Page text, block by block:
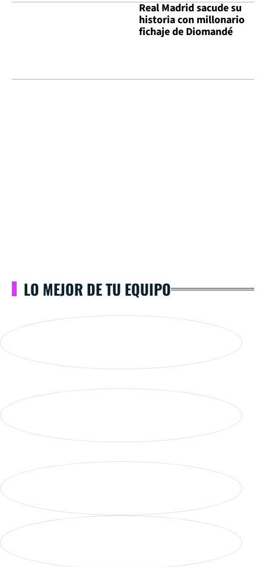
Real Madrid sacude su
historia con millonario
fichaje de Diomandé
LO MEJOR DE TU EQUIPO